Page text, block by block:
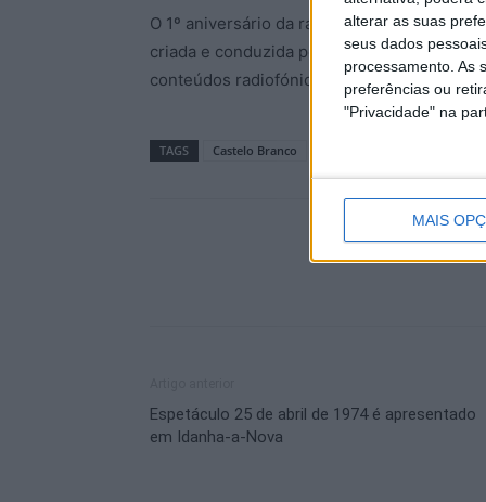
alterar as suas
seus dados
processamento. As
preferências ou
"Privacidade" na
MAIS
O 1º aniversário da rádio será
criada e conduzida pelos participantes
conteúdos radiofónicos criados e
TAGS Castelo Branco
Espetáculo 25 de abril de 1974 é apresentado
em Idanha-a-Nova